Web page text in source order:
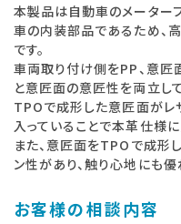
本製品は自動車のメーター
車の内装部品であるため、
です。
車両取り付け側をPP、意匠
と意匠面の意匠性を両立して
TPOで成形した意匠面がレ
入っていることで本革仕様
また、意匠面をTPOで成形
ン性があり、触り心地にも優
お客様の相談内容